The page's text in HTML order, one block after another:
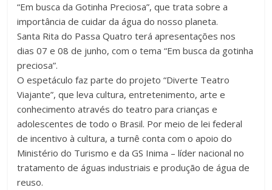
“Em busca da Gotinha Preciosa”, que trata sobre a
importância de cuidar da água do nosso planeta.
Santa Rita do Passa Quatro terá apresentações nos
dias 07 e 08 de junho, com o tema “Em busca da gotinha
preciosa”.
O espetáculo faz parte do projeto “Diverte Teatro
Viajante”, que leva cultura, entretenimento, arte e
conhecimento através do teatro para crianças e
adolescentes de todo o Brasil. Por meio de lei federal
de incentivo à cultura, a turnê conta com o apoio do
Ministério do Turismo e da GS Inima – líder nacional no
tratamento de águas industriais e produção de água de
reuso.